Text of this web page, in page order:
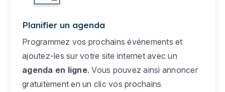
Planifier un agenda
Programmez vos prochains événements et
ajoutez-les sur votre site internet avec un
agenda en ligne. Vous pouvez ainsi annoncer
gratuitement en un clic vos prochains